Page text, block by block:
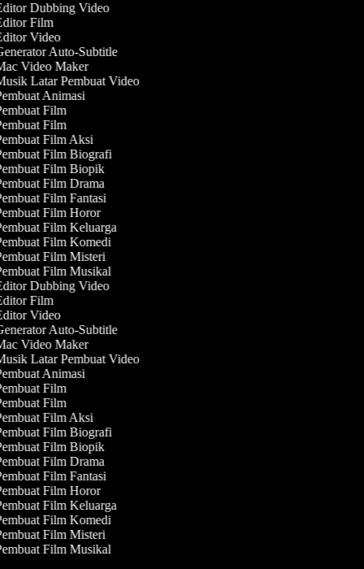
Dubbing Video
Film
Video
Auto-Subtitle
Video Maker
Latar Pembuat Video
Animasi
Film
Film
Film Aksi
Film Biografi
Film Biopik
Film Drama
Film Fantasi
Film Horor
Film Keluarga
Film Komedi
Film Misteri
Film Musikal
Dubbing Video
Film
Video
Auto-Subtitle
Video Maker
Latar Pembuat Video
Animasi
Film
Film
Film Aksi
Film Biografi
Film Biopik
Film Drama
Film Fantasi
Film Horor
Film Keluarga
Film Komedi
Film Misteri
Film Musikal